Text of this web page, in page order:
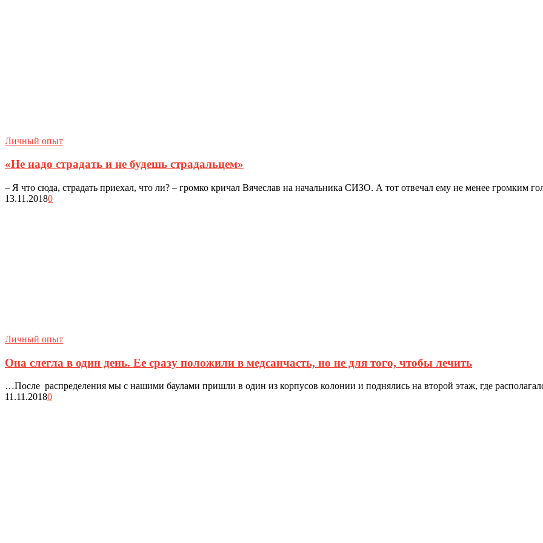
Личный опыт
«Не надо страдать и не будешь страдальцем»
– Я что сюда, страдать приехал, что ли? – громко кричал Вячеслав на начальника СИЗО. А тот отвечал ему не менее громким
13.11.20180
Личный опыт
Она слегла в один день. Ее сразу положили в медсанчасть, но не для того, чтобы лечить
…После распределения мы с нашими баулами пришли в один из корпусов колонии и поднялись на второй этаж, где
11.11.20180